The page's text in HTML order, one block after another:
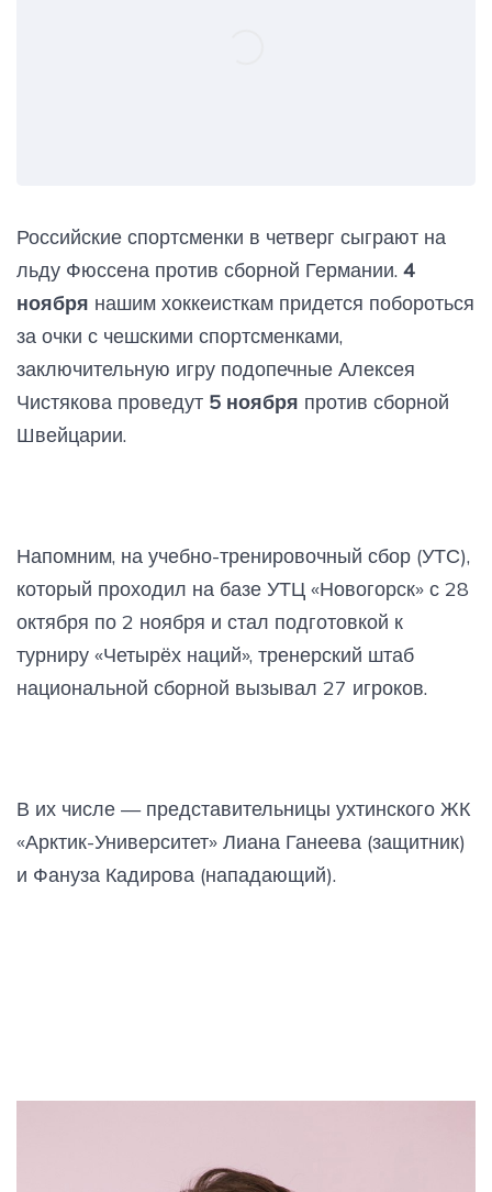
Российские спортсменки в четверг сыграют на
льду Фюссена против сборной Германии. 4
ноября нашим хоккеисткам придется побороться
за очки с чешскими спортсменками,
заключительную игру подопечные Алексея
Чистякова проведут 5 ноября против сборной
Швейцарии.
Напомним, на учебно-тренировочный сбор (УТС),
который проходил на базе УТЦ «Новогорск» с 28
октября по 2 ноября и стал подготовкой к
турниру «Четырёх наций», тренерский штаб
национальной сборной вызывал 27 игроков.
В их числе — представительницы ухтинского ЖК
«Арктик-Университет» Лиана Ганеева (защитник)
и Фануза Кадирова (нападающий).